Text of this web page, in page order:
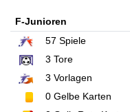
F-Junioren
57 Spiele
3 Tore
3 Vorlagen
0 Gelbe Karten